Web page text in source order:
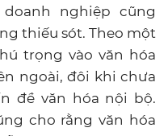
nghiệp cũng
thiếu sót. Theo một
trọng vào văn hóa
ngoài, đôi khi chưa
đề văn hóa nội bộ.
cho rằng văn hóa